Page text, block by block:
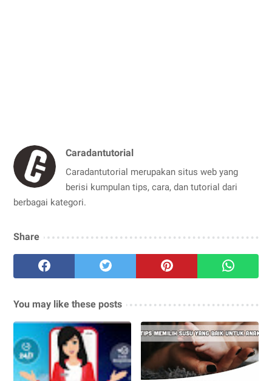
Caradantutorial
Caradantutorial merupakan situs web yang
berisi kumpulan tips, cara, dan tutorial dari
berbagai kategori.
Share
You may like these posts